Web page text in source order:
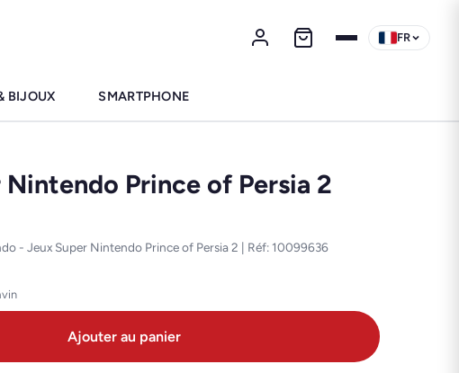
FR
BIJOUX SMARTPHONE
Nintendo Prince of Persia 2
- Jeux Super Nintendo Prince of Persia 2 | Réf: 10099636
Ajouter au panier